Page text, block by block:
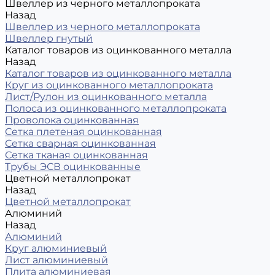
Швеллер из черного металлопроката
Назад
Швеллер из черного металлопроката
Швеллер гнутый
Каталог товаров из оцинкованного металла
Назад
Каталог товаров из оцинкованного металла
Круг из оцинкованного металлопроката
Лист/Рулон из оцинкованного металла
Полоса из оцинкованного металлопроката
Проволока оцинкованная
Сетка плетеная оцинкованная
Сетка сварная оцинкованная
Сетка тканая оцинкованная
Трубы ЭСВ оцинкованные
Цветной металлопрокат
Назад
Цветной металлопрокат
Алюминий
Назад
Алюминий
Круг алюминиевый
Лист алюминиевый
Плита алюминиевая